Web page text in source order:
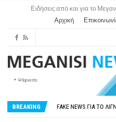
Ειδήσεις από και για το
Αρχική
BREAKING